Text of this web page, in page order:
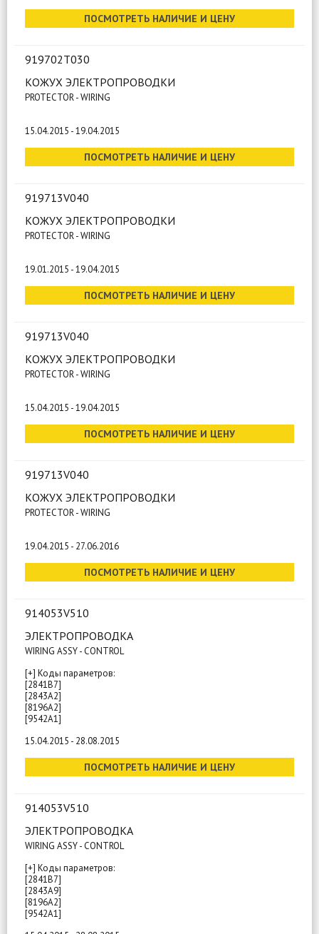
ПОСМОТРЕТЬ НАЛИЧИЕ И ЦЕНУ
919702T030
КОЖУХ ЭЛЕКТРОПРОВОДКИ
PROTECTOR - WIRING
15.04.2015 - 19.04.2015
ПОСМОТРЕТЬ НАЛИЧИЕ И ЦЕНУ
919713V040
КОЖУХ ЭЛЕКТРОПРОВОДКИ
PROTECTOR - WIRING
19.01.2015 - 19.04.2015
ПОСМОТРЕТЬ НАЛИЧИЕ И ЦЕНУ
919713V040
КОЖУХ ЭЛЕКТРОПРОВОДКИ
PROTECTOR - WIRING
15.04.2015 - 19.04.2015
ПОСМОТРЕТЬ НАЛИЧИЕ И ЦЕНУ
919713V040
КОЖУХ ЭЛЕКТРОПРОВОДКИ
PROTECTOR - WIRING
19.04.2015 - 27.06.2016
ПОСМОТРЕТЬ НАЛИЧИЕ И ЦЕНУ
914053V510
ЭЛЕКТРОПРОВОДКА
WIRING ASSY - CONTROL
[+] Коды параметров:
[2841B7]
[2843A2]
[8196A2]
[9542A1]
15.04.2015 - 28.08.2015
ПОСМОТРЕТЬ НАЛИЧИЕ И ЦЕНУ
914053V510
ЭЛЕКТРОПРОВОДКА
WIRING ASSY - CONTROL
[+] Коды параметров:
[2841B7]
[2843A9]
[8196A2]
[9542A1]